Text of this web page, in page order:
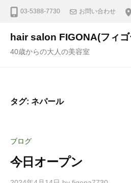
03-5388-7730 お問い合わせ
hair salon FIGONA(フィゴ
40歳からの大人の美容室
タグ: ネパール
ブログ
今日オープン